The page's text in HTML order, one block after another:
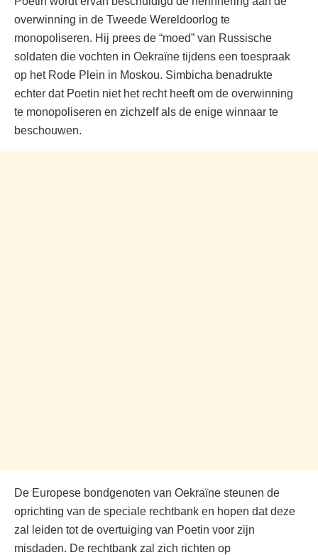
overwinning in de Tweede Wereldoorlog te
monopoliseren. Hij prees de “moed” van Russische
soldaten die vochten in Oekraïne tijdens een toespraak
op het Rode Plein in Moskou. Simbicha benadrukte
echter dat Poetin niet het recht heeft om de overwinning
te monopoliseren en zichzelf als de enige winnaar te
beschouwen.
De Europese bondgenoten van Oekraïne steunen de
oprichting van de speciale rechtbank en hopen dat deze
zal leiden tot de overtuiging van Poetin voor zijn
misdaden. De rechtbank zal zich richten op